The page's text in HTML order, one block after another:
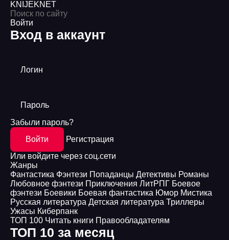
KNIJEKNET
Войти
Вход в аккаунт
Логин
Пароль
Забыли пароль?
Войти
Регистрация
Или войдите через соц.сети
Жанры
Фантастика Фэнтези Попаданцы Детективы Романы
Любовное фэнтези Приключения ЛитРПГ Боевое
фэнтези Боевики Боевая фантастика Юмор Мистика
Русская литература Детская литература Триллеры
Ужасы Киберпанк
ТОП 100 Читать книги Правообладателям
ТОП 10 за месяц